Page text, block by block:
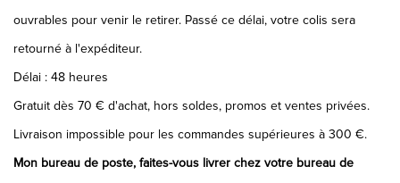
ouvrables pour venir le retirer. Passé ce délai, votre colis sera
retourné à l'expéditeur.
Délai : 48 heures
Gratuit dès 70 € d'achat, hors soldes, promos et ventes privées.
Livraison impossible pour les commandes supérieures à 300 €.
Mon bureau de poste, faites-vous livrer chez votre bureau de